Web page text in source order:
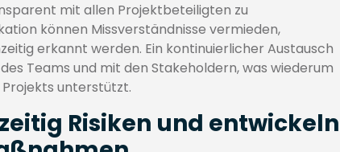
mit allen Projektbeteiligten zu
können Missverständnisse vermieden,
erkannt werden. Ein kontinuierlicher Austausch
Teams und mit den Stakeholdern, was wiederum
unterstützt.
Risiken und entwickeln